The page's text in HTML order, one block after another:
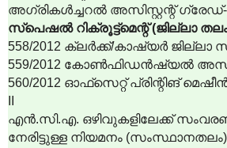
അഗ്രികള്‍ച്ചറല്‍ അസിസ്റ്റന്റ് ഗ്രേഡ്-
സ്‌പെഷല്‍ റിക്രൂട്ട്‌മെന്റ് (ജില്ലാ
558/2012 ക്ലര്‍ക്ക്/കാഷ്യര്‍
559/2012 കോണ്‍ഫിഡന്‍ഷ്യല്‍
560/2012 ഓഫ്‌സെറ്റ് പ്രിന്റിങ്
എന്‍.സി.എ. ഒഴിവുകളിലേക്ക്
നേരിട്ടുള്ള നിയമനം (സംസ്ഥാനതലം)